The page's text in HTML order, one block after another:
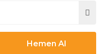
Hemen Al